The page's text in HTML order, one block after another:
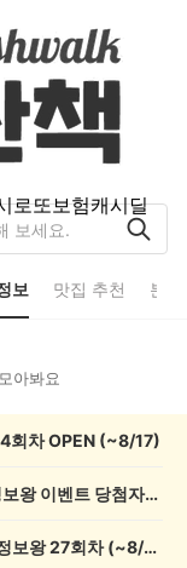
로또보험캐시딜
보 맛집 추천 분
아봐요
회차 OPEN (~8/17)
💰[당첨자 발표] 26회차 우리 동네 정보왕 이벤트 당첨자를 발표합니다!
💸 전원 2,000캐시 지급! 우리 동네 정보왕 27회차 (~8/10)